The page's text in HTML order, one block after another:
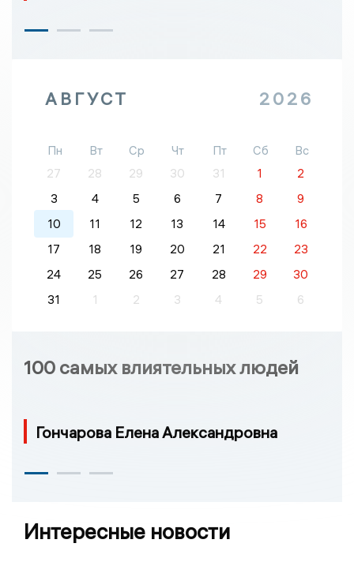
АВГУСТ 2026
Пн Вт Ср Чт Пт Сб
Вс
27
28 29 30 31 1
2
3
4 5 6 7 8
9
10
11 12 13 14 15
16
17
18 19 20 21 22
23
24
25 26 27 28 29
30
31
1 2 3 4 5 6
100 самых влиятельных людей
Гончарова Елена Александровна
Интересные новости